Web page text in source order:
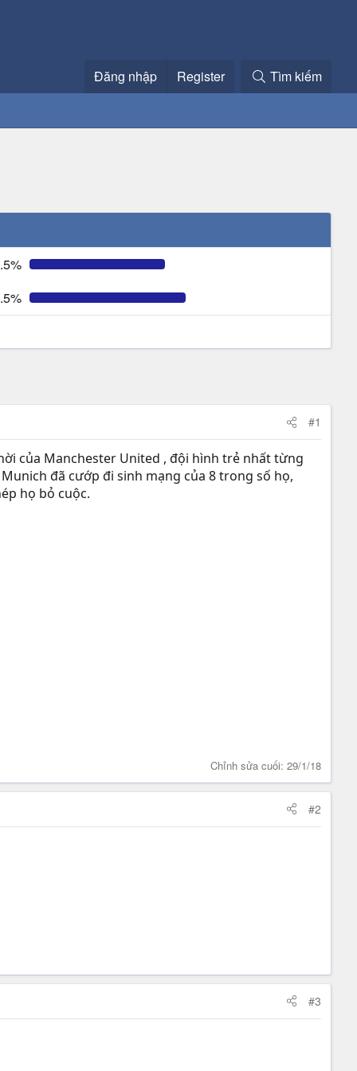
Đăng nhập Register Tìm kiếm
#1
của Manchester United , đội hình trẻ nhất từng
đã cướp đi sinh mạng của 8 trong số họ,
họ bỏ cuộc.
Chỉnh sửa cuối: 29/1/18
#2
#3